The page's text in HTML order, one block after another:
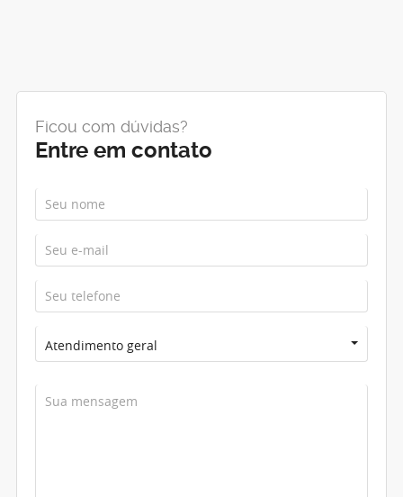
Ficou com dúvidas?
Entre em contato
Atendimento geral